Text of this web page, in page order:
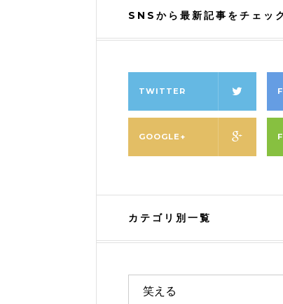
SNSから最新記事をチェッ
TWITTER
GOOGLE+
カテゴリ別一覧
笑える